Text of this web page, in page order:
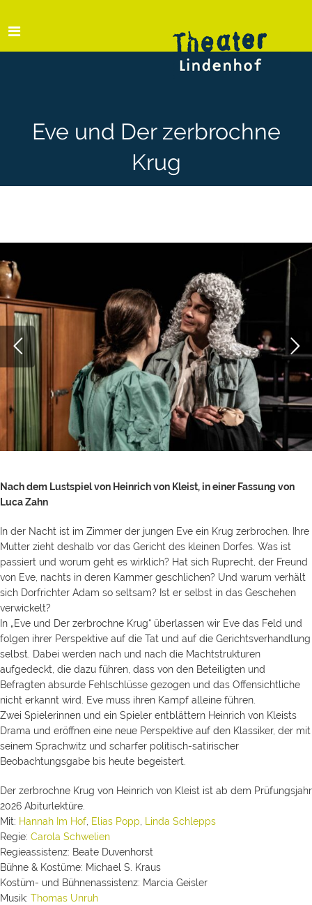
Eve und Der zerbrochne
Krug
Nach dem Lustspiel von Heinrich von Kleist, in einer Fassung von
Luca Zahn
In der Nacht ist im Zimmer der jungen Eve ein Krug zerbrochen. Ihre
Mutter zieht deshalb vor das Gericht des kleinen Dorfes. Was ist
passiert und worum geht es wirklich? Hat sich Ruprecht, der Freund
von Eve, nachts in deren Kammer geschlichen? Und warum verhält
sich Dorfrichter Adam so seltsam? Ist er selbst in das Geschehen
verwickelt?
In „Eve und Der zerbrochne Krug“ überlassen wir Eve das Feld und
folgen ihrer Perspektive auf die Tat und auf die Gerichtsverhandlung
selbst. Dabei werden nach und nach die Machtstrukturen
aufgedeckt, die dazu führen, dass von den Beteiligten und
Befragten absurde Fehlschlüsse gezogen und das Offensichtliche
nicht erkannt wird. Eve muss ihren Kampf alleine führen.
Zwei Spielerinnen und ein Spieler entblättern Heinrich von Kleists
Drama und eröffnen eine neue Perspektive auf den Klassiker, der mit
seinem Sprachwitz und scharfer politisch-satirischer
Beobachtungsgabe bis heute begeistert.
Der zerbrochne Krug von Heinrich von Kleist ist ab dem Prüfungsjahr
2026 Abiturlektüre.
Mit: Hannah Im Hof Elias Popp
Linda Schlepps
Regie: Carola Schwelien
Regieassistenz: Beate Duvenhorst
Bühne & Kostüme: Michael S. Kraus
Kostüm- und Bühnenassistenz: Marcia Geisler
Musik: Thomas Unruh